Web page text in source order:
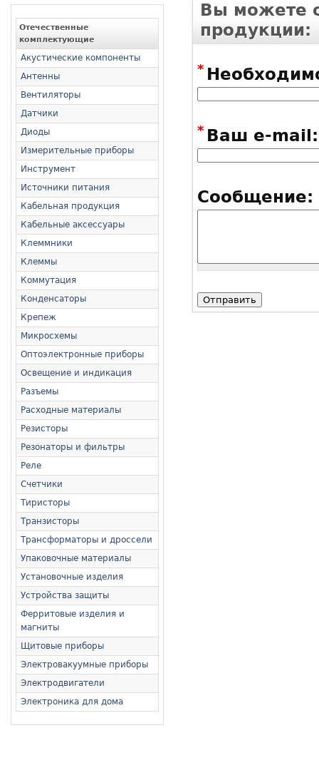
Отечественные
комплектующие
Акустические компоненты
Антенны
Вентиляторы
Датчики
Диоды
Измерительные приборы
Инструмент
Источники питания
Кабельная продукция
Кабельные аксессуары
Клеммники
Клеммы
Коммутация
Конденсаторы
Крепеж
Микросхемы
Оптоэлектронные приборы
Освещение и индикация
Разъемы
Расходные материалы
Резисторы
Резонаторы и фильтры
Реле
Счетчики
Тиристоры
Транзисторы
Трансформаторы и дроссели
Упаковочные материалы
Установочные изделия
Устройства защиты
Ферритовые изделия и
магниты
Щитовые приборы
Электровакуумные приборы
Электродвигатели
Электроника для дома
Вы можете
продукции:
*
Ваш e-mail:
*
Сообщение: